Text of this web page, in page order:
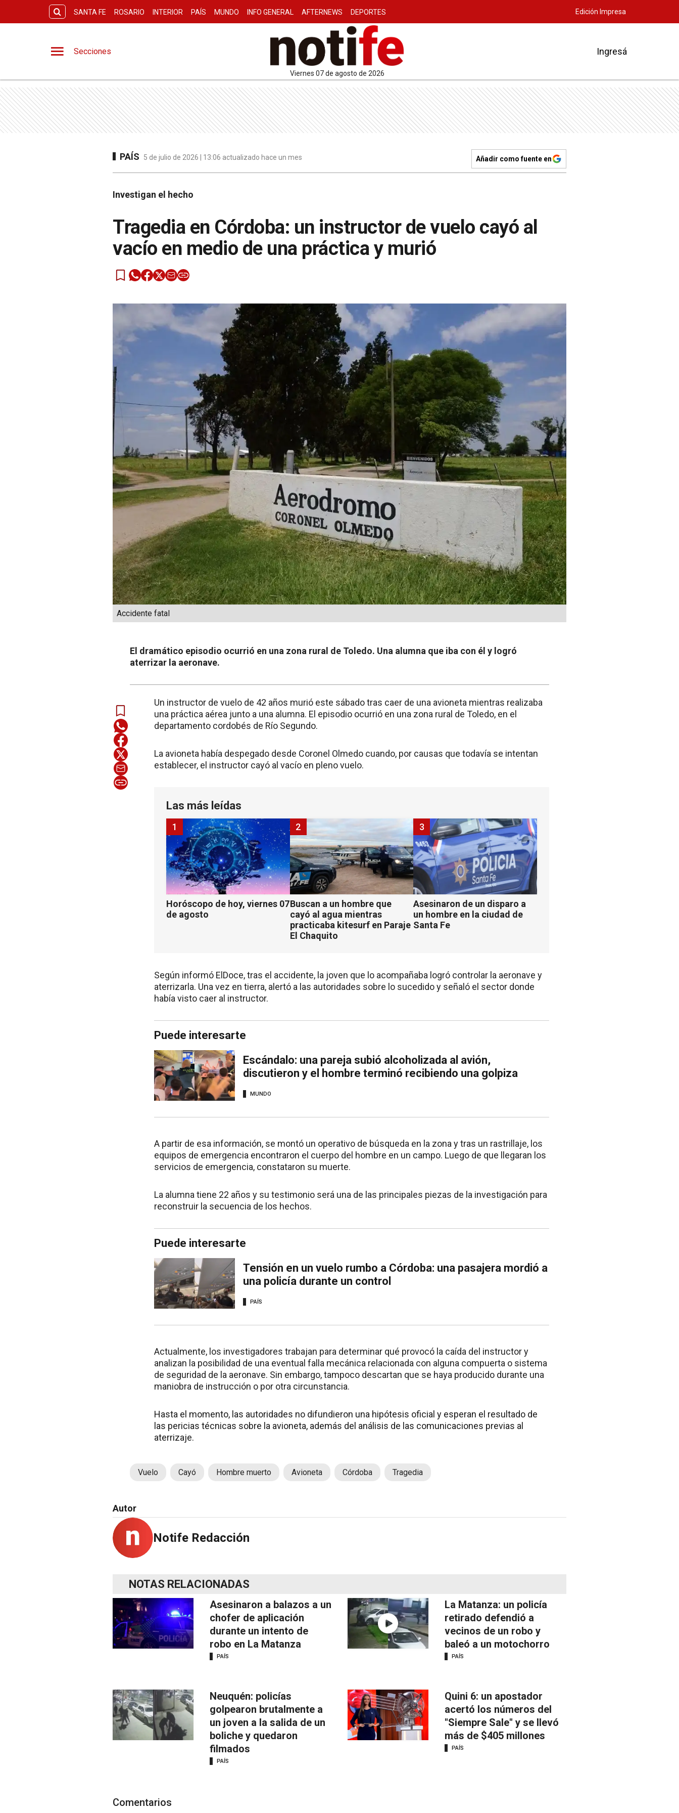
SANTA FE ROSARIO INTERIOR PAÍS MUNDO INFO GENERAL AFTERNEWS DEPORTES Edición Impresa
Secciones
viernes 07 de agosto de 2026
Ingresá
PAÍS 5 de julio de 2026 | 13:06 actualizado hace un mes Añadir como fuente en
Investigan el hecho
Tragedia en Córdoba: un instructor de vuelo cayó al
vacío en medio de una práctica y murió
Accidente fatal
El dramático episodio ocurrió en una zona rural de Toledo. Una alumna que iba con él y logró
aterrizar la aeronave.
Un instructor de vuelo de 42 años murió este sábado tras caer de una avioneta mientras realizaba
una práctica aérea junto a una alumna. El episodio ocurrió en una zona rural de Toledo, en el
departamento cordobés de Río Segundo.
La avioneta había despegado desde Coronel Olmedo cuando, por causas que todavía se intentan
establecer, el instructor cayó al vacío en pleno vuelo.
Las más leídas
Horóscopo de hoy, viernes 07
de agosto
1
Buscan a un hombre que
cayó al agua mientras
practicaba kitesurf en Paraje
El Chaquito
2
Asesinaron de un disparo a
un hombre en la ciudad de
Santa Fe
3
Según informó ElDoce, tras el accidente, la joven que lo acompañaba logró controlar la aeronave y
aterrizarla. Una vez en tierra, alertó a las autoridades sobre lo sucedido y señaló el sector donde
había visto caer al instructor.
Puede interesarte
Escándalo: una pareja subió alcoholizada al avión,
discutieron y el hombre terminó recibiendo una golpiza
MUNDO
A partir de esa información, se montó un operativo de búsqueda en la zona y tras un rastrillaje, los
equipos de emergencia encontraron el cuerpo del hombre en un campo. Luego de que llegaran los
servicios de emergencia, constataron su muerte.
La alumna tiene 22 años y su testimonio será una de las principales piezas de la investigación para
reconstruir la secuencia de los hechos.
Puede interesarte
Tensión en un vuelo rumbo a Córdoba: una pasajera mordió a
una policía durante un control
PAÍS
Actualmente, los investigadores trabajan para determinar qué provocó la caída del instructor y
analizan la posibilidad de una eventual falla mecánica relacionada con alguna compuerta o sistema
de seguridad de la aeronave. Sin embargo, tampoco descartan que se haya producido durante una
maniobra de instrucción o por otra circunstancia.
Hasta el momento, las autoridades no difundieron una hipótesis oficial y esperan el resultado de
las pericias técnicas sobre la avioneta, además del análisis de las comunicaciones previas al
aterrizaje.
Vuelo Cayó Hombre muerto Avioneta Córdoba Tragedia
Autor
Notife Redacción
NOTAS RELACIONADAS
Asesinaron a balazos a un
chofer de aplicación
durante un intento de
robo en La Matanza
PAÍS
La Matanza: un policía
retirado defendió a
vecinos de un robo y
baleó a un motochorro
PAÍS
Neuquén: policías
golpearon brutalmente a
un joven a la salida de un
boliche y quedaron
filmados
PAÍS
Quini 6: un apostador
acertó los números del
"Siempre Sale" y se llevó
más de $405 millones
PAÍS
Comentarios